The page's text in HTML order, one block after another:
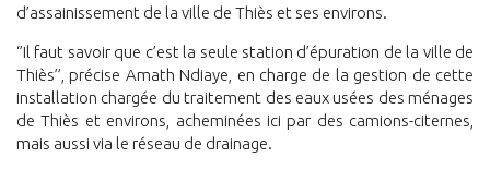
d’assainissement de la ville de Thiès et ses environs.
‘’Il faut savoir que c’est la seule station d’épuration de la ville de
Thiès’’, précise Amath Ndiaye, en charge de la gestion de cette
installation chargée du traitement des eaux usées des ménages
de Thiès et environs, acheminées ici par des camions-citernes,
mais aussi via le réseau de drainage.